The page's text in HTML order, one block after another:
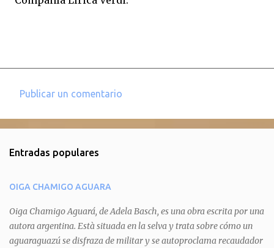
e
t
a
r
i
Publicar un comentario
Entradas populares
OIGA CHAMIGO AGUARA
Oiga Chamigo Aguará, de Adela Basch, es una obra escrita por una
autora argentina. Està situada en la selva y trata sobre cómo un
aguaraguazú se disfraza de militar y se autoproclama recaudador